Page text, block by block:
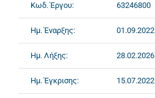
Κωδ. Έργου: 63246800
Ημ. Έναρξης: 01.09.2022
Ημ. Λήξης: 28.02.2026
Ημ. Έγκρισης: 15.07.2022